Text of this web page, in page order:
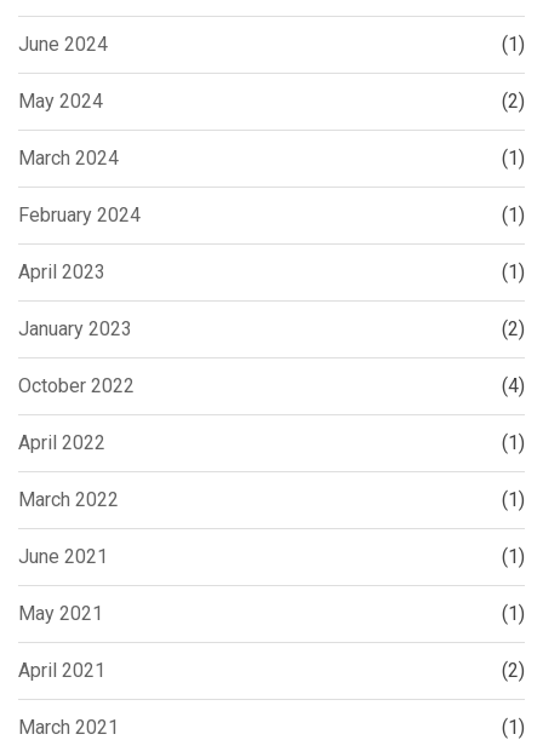
June 2024 (1)
May 2024 (2)
March 2024 (1)
February 2024 (1)
April 2023 (1)
January 2023 (2)
October 2022 (4)
April 2022 (1)
March 2022 (1)
June 2021 (1)
May 2021 (1)
April 2021 (2)
March 2021 (1)